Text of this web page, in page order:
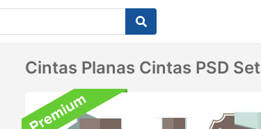
Cintas Planas Cintas PSD Set